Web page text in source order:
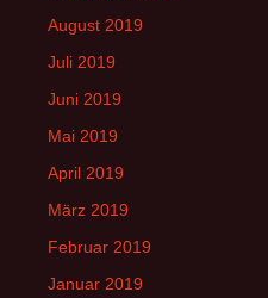
August 2019
Juli 2019
Juni 2019
Mai 2019
April 2019
März 2019
Februar 2019
Januar 2019